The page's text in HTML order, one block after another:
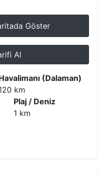
Göster
Al
(Dalaman)
km
Plaj / Deniz
1 km